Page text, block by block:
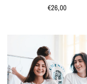
€26,00